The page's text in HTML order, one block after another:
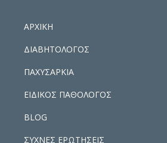
ΑΡΧΙΚΗ
ΔΙΑΒΗΤΟΛΟΓΟΣ
ΠΑΧΥΣΑΡΚΙΑ
ΕΙΔΙΚΟΣ ΠΑΘΟΛΟΓΟΣ
BLOG
ΣΥΧΝΕΣ ΕΡΩΤΗΣΕΙΣ